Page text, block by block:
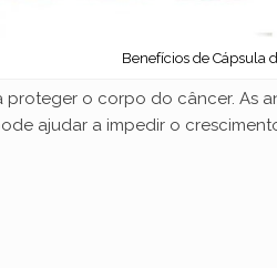
Benefícios de Cápsula
o corpo do câncer. As
ajudar a impedir o